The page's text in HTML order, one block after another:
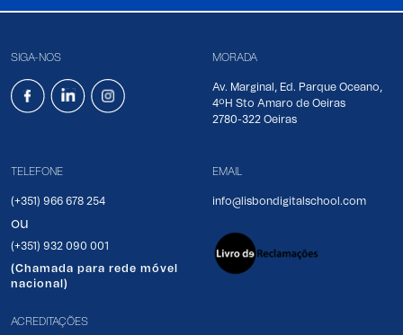
SIGA-NOS MORADA
Av. Marginal, Ed. Parque Oceano,
4ºH Sto Amaro de Oeiras
2780-322 Oeiras
TELEFONE
(+351) 966 678 254
ou
(+351) 932 090 001
(Chamada para rede móvel
nacional)
EMAIL
info@lisbondigitalschool.com
ACREDITAÇÕES